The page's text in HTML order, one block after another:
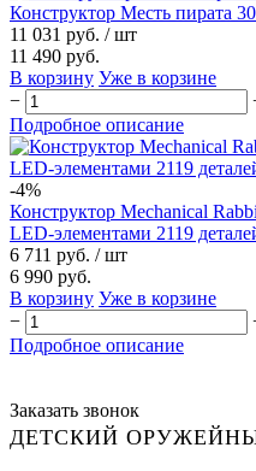
Конструктор Месть пирата
11 031 руб. / шт
11 490 руб.
В корзину Уже в корзине
−
Подробное описание
-4%
Конструктор Mechanical
LED-элементами 2119
6 711 руб. / шт
6 990 руб.
В корзину Уже в корзине
−
Подробное описание
Заказать звонок
ДЕТСКИЙ